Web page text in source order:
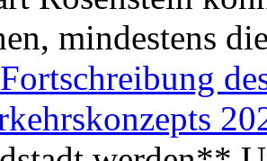
mindestens